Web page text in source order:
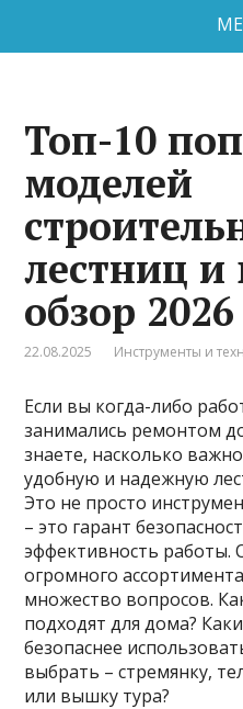
Топ-10
моделей
лестниц
обзор 2026
22.08.2025 Инструменты и
Если вы когда-либо
занимались ремонтом
знаете, насколько
удобную и надежную
Это не просто
– это гарант
эффективность работы.
огромного
множество вопросов.
подходят для дома?
безопаснее
выбрать – стремянку,
или вышку тура?